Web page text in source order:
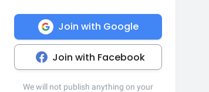
Join with Google
Join with Facebook
We will not publish anything on your